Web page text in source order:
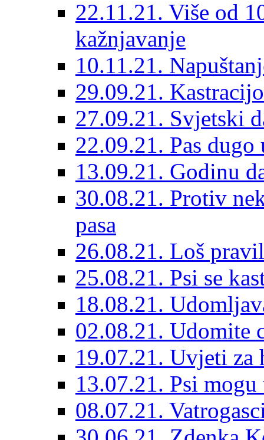
22.11.21. Više od
kažnjavanje
10.11.21.
29.09.21.
27.09.21. Svjetski
22.09.21. Pas
13.09.21. Godinu
30.08.21. Protiv
pasa
26.08.21. Loš
25.08.21. Psi se
18.08.21.
02.08.21. Udomite
19.07.21. Uvjeti za
13.07.21. Psi
08.07.21.